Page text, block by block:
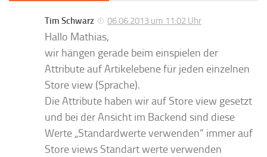
Tim Schwarz 06.06.2013 um 11:02 Uhr
Hallo Mathias,
wir hängen gerade beim einspielen der
Attribute auf Artikelebene für jeden einzelnen
Store view (Sprache).
Die Attribute haben wir auf Store view gesetzt
und bei der Ansicht im Backend sind diese
Werte „Standardwerte verwenden“ immer auf
Store views Standart werte verwenden